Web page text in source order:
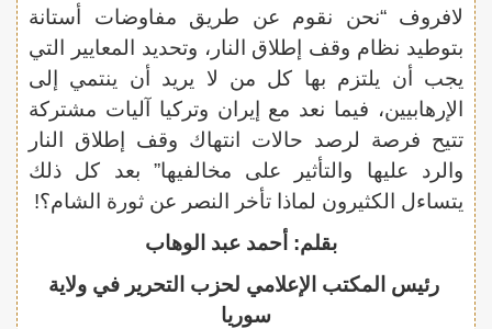
لافروف “نحن نقوم عن طريق مفاوضات أستانة
بتوطيد نظام وقف إطلاق النار، وتحديد المعايير التي
يجب أن يلتزم بها كل من لا يريد أن ينتمي إلى
الإرهابيين، فيما نعد مع إيران وتركيا آليات مشتركة
تتيح فرصة لرصد حالات انتهاك وقف إطلاق النار
والرد عليها والتأثير على مخالفيها” بعد كل ذلك
يتساءل الكثيرون لماذا تأخر النصر عن ثورة الشام؟!
بقلم: أحمد عبد الوهاب
رئيس المكتب الإعلامي لحزب التحرير في ولاية
سوريا